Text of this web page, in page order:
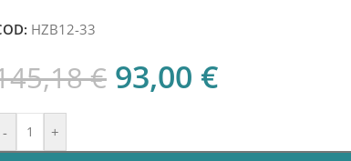
HZB12-33
€ 93,00 €
- +